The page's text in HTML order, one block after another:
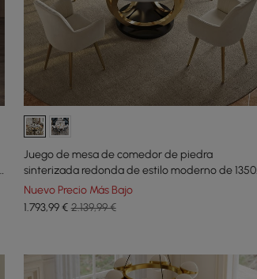
Juego de mesa de comedor de piedra
sinterizada redonda de estilo moderno de 1350
mm con 4 sillas
Nuevo Precio Más Bajo
1.793,99€ 2.139,99 €